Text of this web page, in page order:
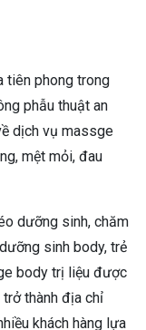
tiên phong trong
phẫu thuật an
dịch vụ massge
mệt mỏi, đau
dưỡng sinh, chăm
sinh body, trẻ
body trị liệu được
thành địa chỉ
khách hàng lựa